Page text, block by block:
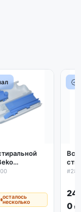
оригинал
осталось
несколько
0 ₽